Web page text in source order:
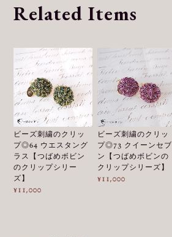
Related Items
ビーズ刺繍のクリッ
プ◎64 ウエスタング
ラス【つばめボビン
のクリップシリー
ズ】
¥11,000
ビーズ刺繍のクリッ
プ◎73 クイーンセブ
ン【つばめボビンの
クリップシリーズ】
¥11,000